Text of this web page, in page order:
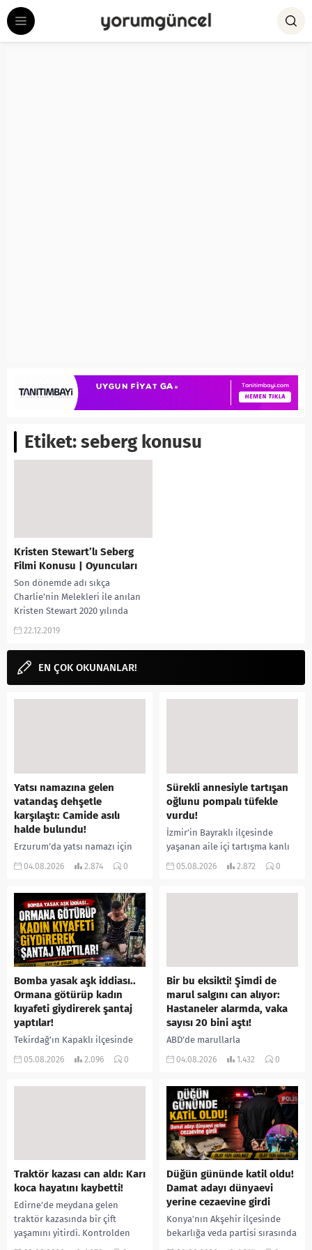
Etiket:seberg konusu
Kristen Stewart’lı Seberg
Filmi Konusu | Oyuncuları
Son dönemde adı sıkça
Charlie’nin Melekleri ile anılan
Kristen Stewart 2020 yılında
çıkacak olan Seberg filminin
22.12.2019
EN ÇOK OKUNANLAR!
Yatsı namazına gelen
vatandaş dehşetle
karşılaştı: Camide asılı
halde bulundu!
Erzurum’da yatsı namazı için
camiye gelen bir vatandaş,
yerine sevk edilen...
04.08.2026 2.874 0
Sürekli annesiyle tartışan
oğlunu pompalı tüfekle
vurdu!
İzmir’in Bayraklı ilçesinde
yaşanan aile içi tartışma kanlı
bitti. İddiaya göre, uzun süredir
05.08.2026 2.872 0
Bomba yasak aşk iddiası..
Ormana götürüp kadın
kıyafeti giydirerek şantaj
yaptılar!
Tekirdağ’ın Kapaklı ilçesinde
bir kişiyi, arkadaşının eşiyle
05.08.2026 2.096 0
Bir bu eksikti! Şimdi de
marul salgını can alıyor:
Hastaneler alarmda, vaka
sayısı 20 bini aştı!
ABD’de marullarla
ilişkilendirilen siklospora
salgında vaka sayısının 20 bini
aştığı belirtilirken, sağlık...
04.08.2026 1.432 0
Traktör kazası can aldı: Karı
koca hayatını kaybetti!
Edirne’de meydana gelen
traktör kazasında bir çift
yaşamını yitirdi. Kontrolden
çıkarak devrilen traktörün
Düğün gününde katil oldu!
Damat adayı dünyaevi
yerine cezaevine girdi
Konya’nın Akşehir ilçesinde
bekarlığa veda partisi sırasında
çıkan kavgada bir kişi hayatını